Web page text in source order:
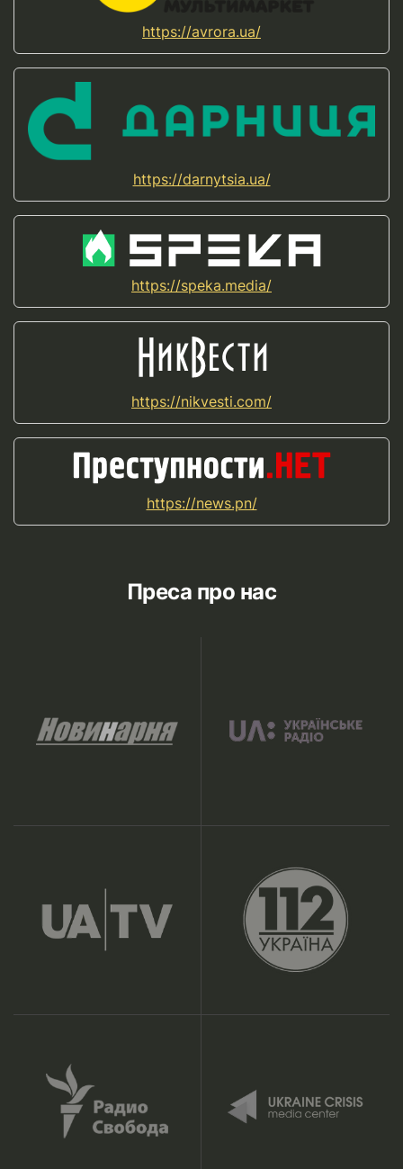
https://avrora.ua/
https://darnytsia.ua/
https://speka.media/
https://nikvesti.com/
https://news.pn/
Преса про нас